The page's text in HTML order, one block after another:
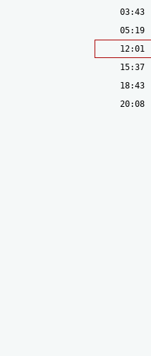
03:43
05:19
12:01
15:37
18:43
20:08